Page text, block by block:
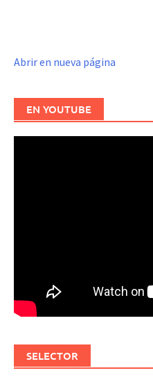
Abrir en nueva página
EN YOUTUBE
SELECTOR